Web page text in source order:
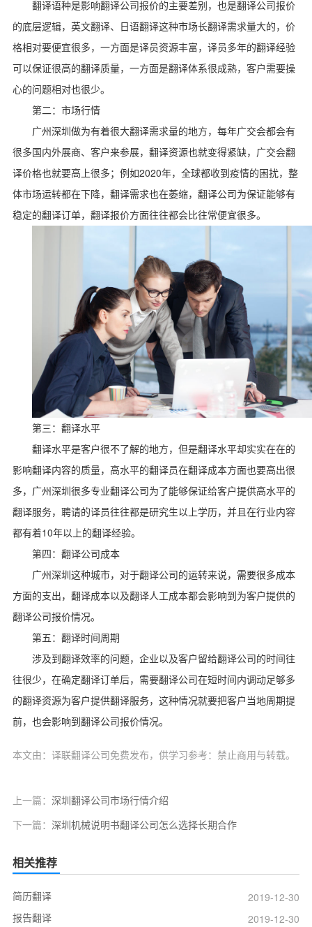
翻译语种是影响翻译公司报价的主要差别，也是翻译公司报价
的底层逻辑，英文翻译、日语翻译这种市场长翻译需求量大的，价
格相对要便宜很多，一方面是译员资源丰富，译员多年的翻译经验
可以保证很高的翻译质量，一方面是翻译体系很成熟，客户需要操
心的问题相对也很少。
第二：市场行情
广州深圳做为有着很大翻译需求量的地方，每年广交会都会有
很多国内外展商、客户来参展，翻译资源也就变得紧缺，广交会翻
译价格也就要高上很多；例如2020年，全球都收到疫情的困扰，整
体市场运转都在下降，翻译需求也在萎缩，翻译公司为保证能够有
稳定的翻译订单，翻译报价方面往往都会比往常便宜很多。
第三：翻译水平
翻译水平是客户很不了解的地方，但是翻译水平却实实在在的
影响翻译内容的质量，高水平的翻译员在翻译成本方面也要高出很
多，广州深圳很多专业翻译公司为了能够保证给客户提供高水平的
翻译服务，聘请的译员往往都是研究生以上学历，并且在行业内容
都有着10年以上的翻译经验。
第四：翻译公司成本
广州深圳这种城市，对于翻译公司的运转来说，需要很多成本
方面的支出，翻译成本以及翻译人工成本都会影响到为客户提供的
翻译公司报价情况。
第五：翻译时间周期
涉及到翻译效率的问题，企业以及客户留给翻译公司的时间往
往很少，在确定翻译订单后，需要翻译公司在短时间内调动足够多
的翻译资源为客户提供翻译服务，这种情况就要把客户当地周期提
前，也会影响到翻译公司报价情况。
本文由：译联翻译公司免费发布，供学习参考：禁止商用与转载。
上一篇： 深圳翻译公司市场行情介绍
下一篇： 深圳机械说明书翻译公司怎么选择长期合作
相关推荐
简历翻译
2019-12-30
报告翻译
2019-12-30